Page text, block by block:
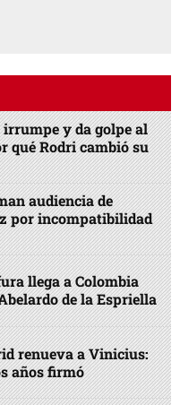
irrumpe y da golpe al
qué Rodri cambió su
audiencia de
por incompatibilidad
llega a Colombia
de la Espriella
renueva a Vinicius:
años firmó